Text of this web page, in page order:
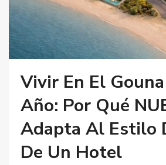
Vivir En El
Año: Por Qué
Adapta Al Estilo
De Un Hotel